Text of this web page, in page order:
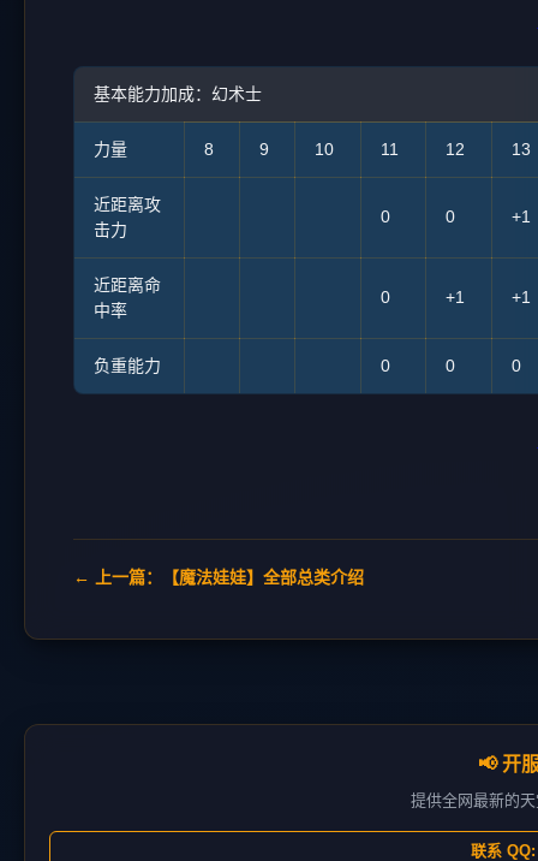
基本能力加成：幻术士
力量 8 9 10 11 12 13
近距离攻
击力
0 0 +1
近距离命
中率
0 +1 +1
负重能力 0 0 0
← 上一篇：【魔法娃娃】全部总类介绍
📢 开
提供全网最新的
联系